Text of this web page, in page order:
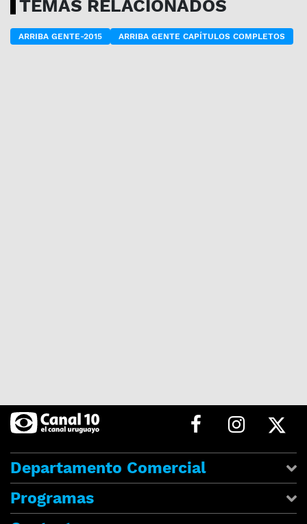
TEMAS RELACIONADOS
ARRIBA GENTE-2015 ARRIBA GENTE CAPÍTULOS COMPLETOS
Departamento Comercial
Programas